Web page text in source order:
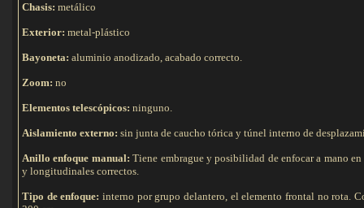
Chasis: metálico
Exterior: metal-plástico
Bayoneta: aluminio anodizado, acabado correcto.
Zoom: no
Elementos telescópicos: ninguno.
Aislamiento externo: sin junta de caucho tórica y túnel interno de
Anillo enfoque manual: Tiene embrague y posibilidad de enfocar a mano
y longitudinales correctos.
Tipo de enfoque: interno por grupo delantero, el elemento frontal no rota.